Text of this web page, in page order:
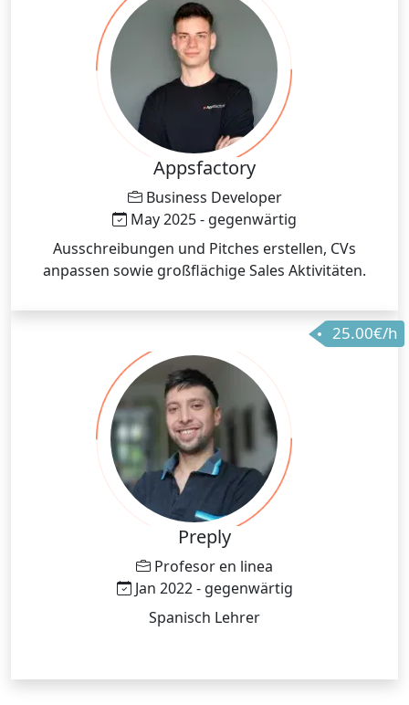
Appsfactory
Business Developer
May 2025 - gegenwärtig
Ausschreibungen und Pitches erstellen, CVs
anpassen sowie großflächige Sales Aktivitäten.
25.00€/h
Preply
Profesor en linea
Jan 2022 - gegenwärtig
Spanisch Lehrer